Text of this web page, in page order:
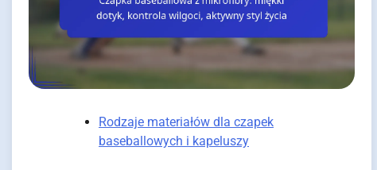
Rodzaje materiałów dla czapek
baseballowych i kapeluszy